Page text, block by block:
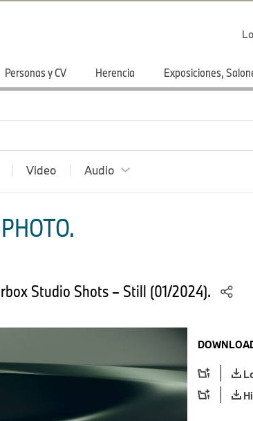
Personas y CV Herencia Exposiciones,
Video Audio
Studio Shots – Still (01/2024).